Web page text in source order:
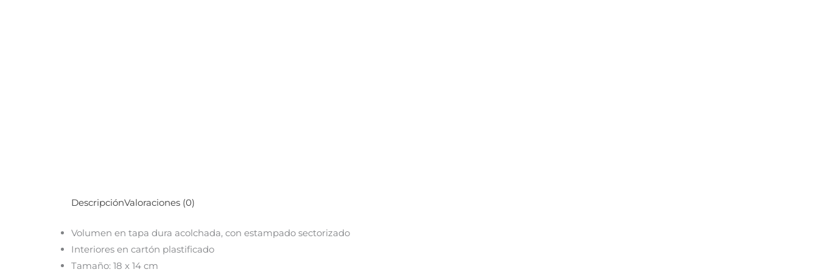
DescripciónValoraciones (0)
Volumen en tapa dura acolchada, con estampado sectorizado
Interiores en cartón plastificado
Tamaño: 18 x 14 cm